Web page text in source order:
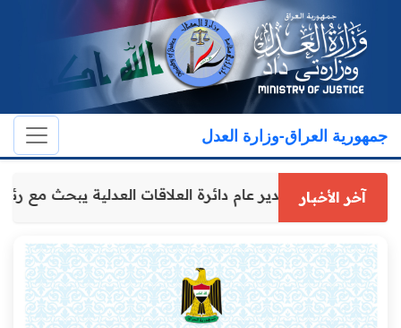
جمهورية العراق-وزارة العدل
آخر الأخبار مدير عام دائرة العلاقات العدلية يبحث